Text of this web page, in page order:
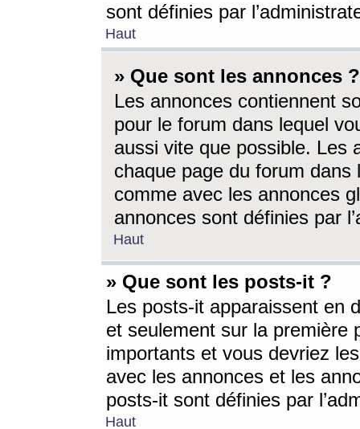
sont définies par
Haut
» Que sont les annonces ?
Les annonces contiennent
pour le forum dans lequel
aussi vite que possible. Les
chaque page du forum dans
comme avec les annonces
annonces sont définies par
Haut
» Que sont les posts-it ?
Les posts-it apparaissent en
et seulement sur la première
importants et vous devriez
avec les annonces et les
posts-it sont définies par
Haut